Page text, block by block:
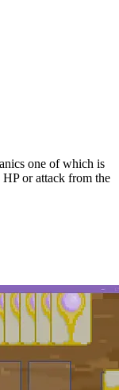
one of which is
or attack from the